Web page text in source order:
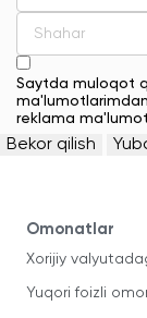
Saytda muloqot
reklama
Bekor qilish
Omonatlar
Xorijiy
Yuqori foizli